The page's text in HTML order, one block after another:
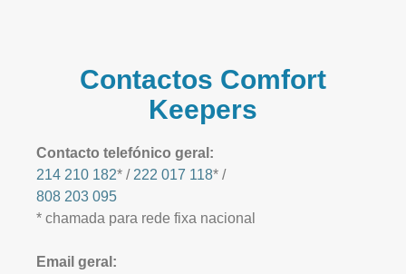
Contactos Comfort
Keepers
Contacto telefónico geral:
214 210 182* / 222 017 118* /
808 203 095
* chamada para rede fixa nacional
Email geral: